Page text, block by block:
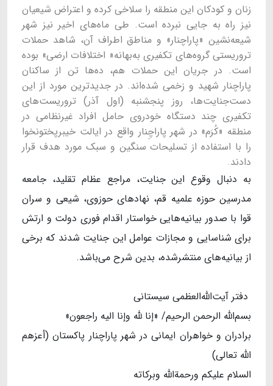
زنان و کودکان این منطقه را سلاخی کرده و اعتراض شیعیان
نیز راه به جایی نبرده است. طی ماه‌های اخیر نیز شهر
شیعه‌نشین «پاراچنار» و مناطق اطراف آن، شاهد حملات
تروریستی گروه‌های تکفیری به‌بهانه« اختلافات ارضی» بوده
است. در جریان این حملات هم، ده‌ها تن از ساکنان
پاراچنار شهید و زخمی شده‌اند. در جدیدترین مورد از این
دست‌جنایت‌ها، روز پنجشنبه (اول آذر) تروریست‌های
تکفیری چند دستگاه خودروی حامل افراد غیرنظامی در
منطقه «کُرَم» در شهر پاراچِنار واقع در ایالت خیبرپختونخوا
را با استفاده از تسلیحات سنگین و سبک مورد هدف قرار
دادند.
به دنبال وقوع این جنایت‌، مراجع عظام تقلید، جامعه
مدرسین حوزه علمیه قم، نهادهای حوزوی، شیعی و سران
قوا با صدور بیانیه‌هایی خواستار اقدام فوری دولت و ارتش
برای شناسایی و مجازات عوامل این جنایت شدند که برخی
از بیانیه‌های منتشرشده، بدین شرح می‌باشد.
دفتر آیت‌الله‌العظمی سیستانی
بسم‌الله الرحمن الرحیم/ «إنا لله وإنا الیه راجعون»
برادران و خواهران ایمانی در شهر پاراچنار پاکستان (أعزهم
الله تعالی)
السلام علیکم ورحمةالله وبرکاته